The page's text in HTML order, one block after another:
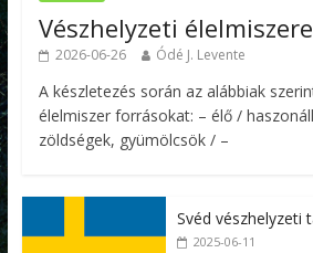
Vészhelyzeti
2026-06-26 Ódé J. Levente
A készletezés során az alábbiak
élelmiszer forrásokat: – élő /
zöldségek, gyümölcsök / –
Svéd vészhelyzeti
2025-06-11